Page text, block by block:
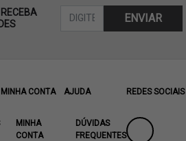
ENVIAR
MINHA CONTA
MINHA
CONTA
AJUDA
DÚVIDAS
FREQUENTES
REDES SOCIAIS